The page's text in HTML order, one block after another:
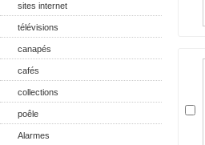
sites internet
télévisions
canapés
cafés
collections
poêle
Alarmes